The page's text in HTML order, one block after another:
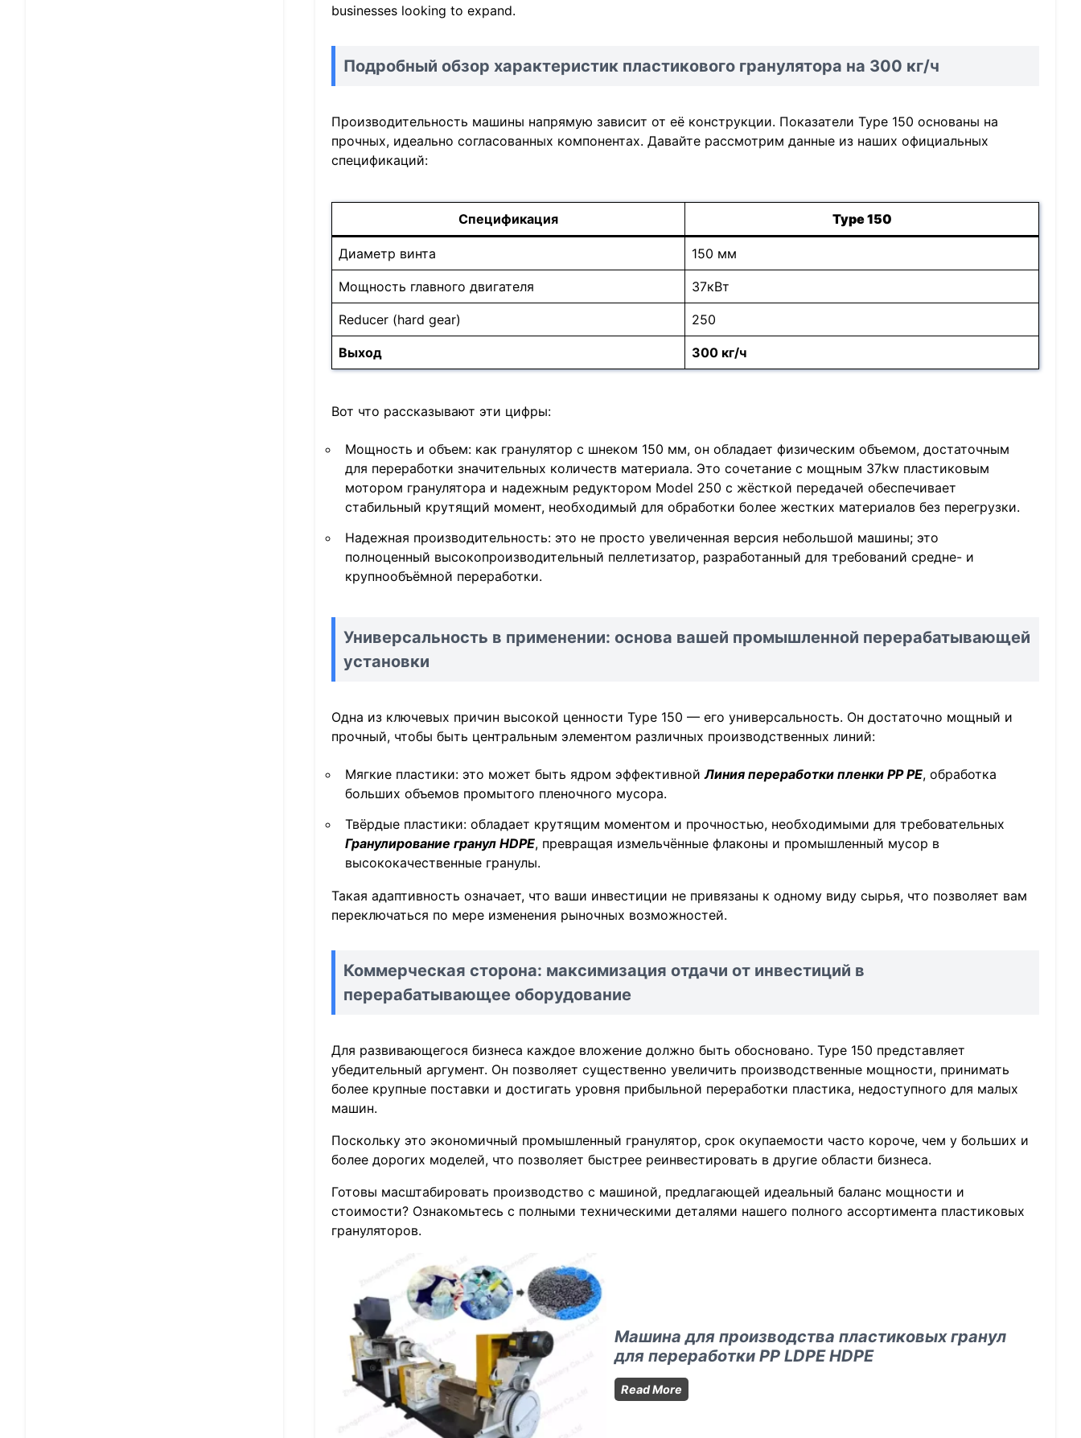
businesses looking to expand.
Подробный обзор характеристик пластикового гранулятора на 300 кг/ч
Производительность машины напрямую зависит от её конструкции. Показатели Type 150 основаны на
прочных, идеально согласованных компонентах. Давайте рассмотрим данные из наших официальных
спецификаций:
Спецификация Type 150
Диаметр винта 150 мм
Мощность главного двигателя 37кВт
Reducer (hard gear) 250
Выход 300 кг/ч
Вот что рассказывают эти цифры:
Мощность и объем: как гранулятор с шнеком 150 мм, он обладает физическим объемом, достаточным
для переработки значительных количеств материала. Это сочетание с мощным 37kw пластиковым
мотором гранулятора и надежным редуктором Model 250 с жёсткой передачей обеспечивает
стабильный крутящий момент, необходимый для обработки более жестких материалов без перегрузки.
Надежная производительность: это не просто увеличенная версия небольшой машины; это
полноценный высокопроизводительный пеллетизатор, разработанный для требований средне- и
крупнообъёмной переработки.
Универсальность в применении: основа вашей промышленной перерабатывающей
установки
Одна из ключевых причин высокой ценности Type 150 — его универсальность. Он достаточно мощный и
прочный, чтобы быть центральным элементом различных производственных линий:
Мягкие пластики: это может быть ядром эффективнойЛиния переработки пленки PP PE, обработка
больших объемов промытого пленочного мусора.
Твёрдые пластики: обладает крутящим моментом и прочностью, необходимыми для требовательных
Гранулирование гранул HDPE, превращая измельчённые флаконы и промышленный мусор в
высококачественные гранулы.
Такая адаптивность означает, что ваши инвестиции не привязаны к одному виду сырья, что позволяет вам
переключаться по мере изменения рыночных возможностей.
Коммерческая сторона: максимизация отдачи от инвестиций в
перерабатывающее оборудование
Для развивающегося бизнеса каждое вложение должно быть обосновано. Type 150 представляет
убедительный аргумент. Он позволяет существенно увеличить производственные мощности, принимать
более крупные поставки и достигать уровня прибыльной переработки пластика, недоступного для малых
машин.
Поскольку это экономичный промышленный гранулятор, срок окупаемости часто короче, чем у больших и
более дорогих моделей, что позволяет быстрее реинвестировать в другие области бизнеса.
Готовы масштабировать производство с машиной, предлагающей идеальный баланс мощности и
стоимости? Ознакомьтесь с полными техническими деталями нашего полного ассортимента пластиковых
грануляторов.
Машина для производства пластиковых гранул
для переработки PP LDPE HDPE
Read More
для